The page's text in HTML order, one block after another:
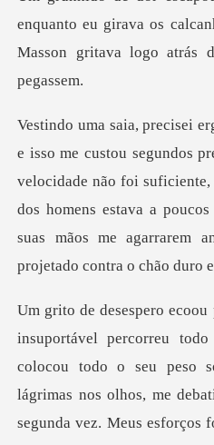
anto eu girava os
Mass
velocidade não foi
dos homens estava a
todo o seu peso
lágrimas nos olhos, me
segunda vez. Me